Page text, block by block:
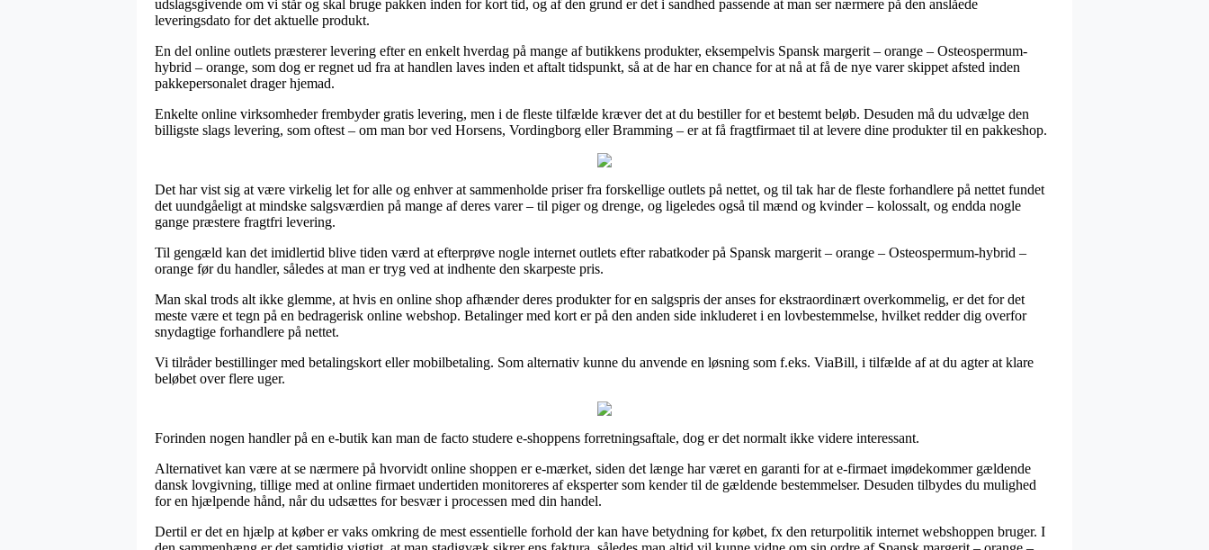
udslagsgivende om vi står og skal bruge pakken inden for kort tid, og af den grund er det i sandhed passende at man ser nærmere på den anslåede
leveringsdato for det aktuelle produkt.
En del online outlets præsterer levering efter en enkelt hverdag på mange af butikkens produkter, eksempelvis Spansk margerit – orange – Osteospermum-
hybrid – orange, som dog er regnet ud fra at handlen laves inden et aftalt tidspunkt, så at de har en chance for at nå at få de nye varer skippet afsted inden
pakkepersonalet drager hjemad.
Enkelte online virksomheder frembyder gratis levering, men i de fleste tilfælde kræver det at du bestiller for et bestemt beløb. Desuden må du udvælge den
billigste slags levering, som oftest – om man bor ved Horsens, Vordingborg eller Bramming – er at få fragtfirmaet til at levere dine produkter til en pakkeshop.
Det har vist sig at være virkelig let for alle og enhver at sammenholde priser fra forskellige outlets på nettet, og til tak har de fleste forhandlere på nettet fundet
det uundgåeligt at mindske salgsværdien på mange af deres varer – til piger og drenge, og ligeledes også til mænd og kvinder – kolossalt, og endda nogle
gange præstere fragtfri levering.
Til gengæld kan det imidlertid blive tiden værd at efterprøve nogle internet outlets efter rabatkoder på Spansk margerit – orange – Osteospermum-hybrid –
orange før du handler, således at man er tryg ved at indhente den skarpeste pris.
Man skal trods alt ikke glemme, at hvis en online shop afhænder deres produkter for en salgspris der anses for ekstraordinært overkommelig, er det for det
meste være et tegn på en bedragerisk online webshop. Betalinger med kort er på den anden side inkluderet i en lovbestemmelse, hvilket redder dig overfor
snydagtige forhandlere på nettet.
Vi tilråder bestillinger med betalingskort eller mobilbetaling. Som alternativ kunne du anvende en løsning som f.eks. ViaBill, i tilfælde af at du agter at klare
beløbet over flere uger.
Forinden nogen handler på en e-butik kan man de facto studere e-shoppens forretningsaftale, dog er det normalt ikke videre interessant.
Alternativet kan være at se nærmere på hvorvidt online shoppen er e-mærket, siden det længe har været en garanti for at e-firmaet imødekommer gældende
dansk lovgivning, tillige med at online firmaet undertiden monitoreres af eksperter som kender til de gældende bestemmelser. Desuden tilbydes du mulighed
for en hjælpende hånd, når du udsættes for besvær i processen med din handel.
Dertil er det en hjælp at køber er vaks omkring de mest essentielle forhold der kan have betydning for købet, fx den returpolitik internet webshoppen bruger. I